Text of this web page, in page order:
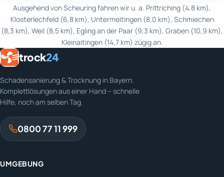
Ausgehend von Scheuring fahren wir u. a. Prittriching (4,8 km),
Klosterlechfeld (6,8 km), Untermeitingen (8,0 km), Schmiechen
(8,3 km), Weil (8,5 km), Egling an der Paar (9,3 km), Graben (10,9 km),
Kleinaitingen (14,7 km) zügig an.
trock24
Schadensanierung & Trocknung in Bayern.
Komplettlösungen aus einer Hand – schnelle
Hilfe, noch am selben Tag.
0800 77 11 999
UMGEBUNG